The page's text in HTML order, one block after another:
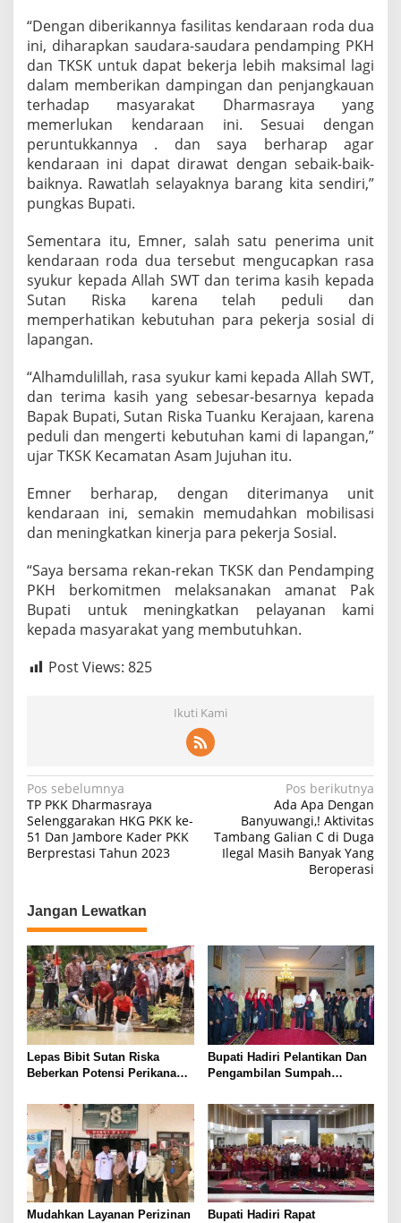
“Dengan diberikannya fasilitas kendaraan roda dua
ini, diharapkan saudara-saudara pendamping PKH
dan TKSK untuk dapat bekerja lebih maksimal lagi
dalam memberikan dampingan dan penjangkauan
terhadap masyarakat Dharmasraya yang
memerlukan kendaraan ini. Sesuai dengan
peruntukkannya . dan saya berharap agar
kendaraan ini dapat dirawat dengan sebaik-baik-
baiknya. Rawatlah selayaknya barang kita sendiri,”
pungkas Bupati.
Sementara itu, Emner, salah satu penerima unit
kendaraan roda dua tersebut mengucapkan rasa
syukur kepada Allah SWT dan terima kasih kepada
Sutan Riska karena telah peduli dan
memperhatikan kebutuhan para pekerja sosial di
lapangan.
“Alhamdulillah, rasa syukur kami kepada Allah SWT,
dan terima kasih yang sebesar-besarnya kepada
Bapak Bupati, Sutan Riska Tuanku Kerajaan, karena
peduli dan mengerti kebutuhan kami di lapangan,”
ujar TKSK Kecamatan Asam Jujuhan itu.
Emner berharap, dengan diterimanya unit
kendaraan ini, semakin memudahkan mobilisasi
dan meningkatkan kinerja para pekerja Sosial.
“Saya bersama rekan-rekan TKSK dan Pendamping
PKH berkomitmen melaksanakan amanat Pak
Bupati untuk meningkatkan pelayanan kami
kepada masyarakat yang membutuhkan.
Post Views: 825
Ikuti Kami
N
a
v
a
s
i
p
o
s
Pos sebelumnya
TP PKK Dharmasraya
Selenggarakan HKG PKK ke-
51 Dan Jambore Kader PKK
Berprestasi Tahun 2023
Pos berikutnya
Ada Apa Dengan
Banyuwangi,! Aktivitas
Tambang Galian C di Duga
Ilegal Masih Banyak Yang
Beroperasi
Jangan Lewatkan
Lepas Bibit Sutan Riska
Beberkan Potensi Perikanan
Bupati Hadiri Pelantikan Dan
Pengambilan Sumpah
Agama Dharmasraya
Mudahkan Layanan Perizinan Bupati Hadiri Rapat